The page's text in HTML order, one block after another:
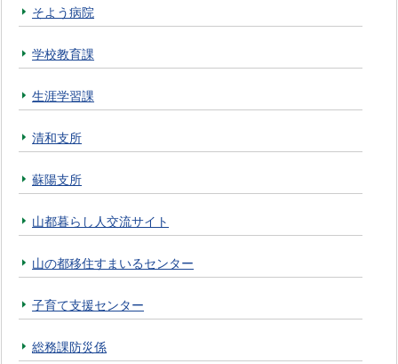
そよう病院
学校教育課
生涯学習課
清和支所
蘇陽支所
山都暮らし人交流サイト
山の都移住すまいるセンター
子育て支援センター
総務課防災係